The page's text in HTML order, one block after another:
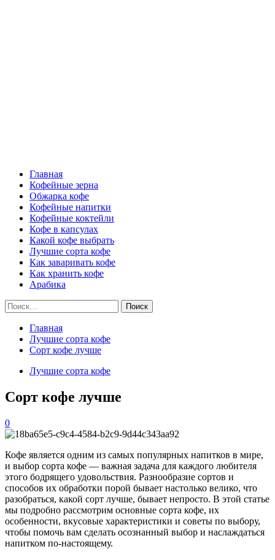
Главная
Кофейные зерна
Обжарка кофе
Кофейные напитки
Кофейные коктейли
Кофе в капсулах
Какой кофе выбрать
Лучшие сорта кофе
Как заваривать кофе
Как хранить кофе
Арабика
Найти:
Главная
Лучшие сорта кофе
Сорт кофе лучше
Лучшие сорта кофе
Сорт кофе лучше
0
Кофе является одним из самых популярных напитков в мире,
и выбор сорта кофе — важная задача для каждого любителя
этого бодрящего удовольствия. Разнообразие сортов и
способов их обработки порой бывает настолько велико, что
разобраться, какой сорт лучше, бывает непросто. В этой статье
мы подробно рассмотрим основные сорта кофе, их
особенности, вкусовые характеристики и советы по выбору,
чтобы помочь вам сделать осознанный выбор и наслаждаться
напитком по-настоящему.